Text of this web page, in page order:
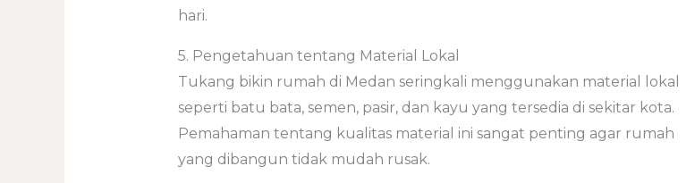
hari.
5. Pengetahuan tentang Material Lokal
Tukang bikin rumah di Medan seringkali menggunakan material lokal
seperti batu bata, semen, pasir, dan kayu yang tersedia di sekitar kota.
Pemahaman tentang kualitas material ini sangat penting agar rumah
yang dibangun tidak mudah rusak.